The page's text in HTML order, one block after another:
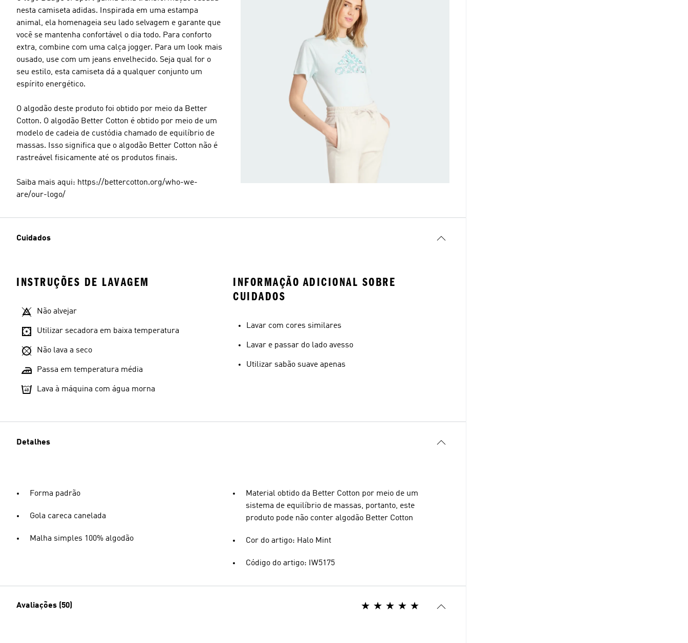
nesta camiseta adidas. Inspirada em uma estampa
animal, ela homenageia seu lado selvagem e garante que
você se mantenha confortável o dia todo. Para conforto
extra, combine com uma calça jogger. Para um look mais
ousado, use com um jeans envelhecido. Seja qual for o
seu estilo, esta camiseta dá a qualquer conjunto um
espírito energético.
O algodão deste produto foi obtido por meio da Better
Cotton. O algodão Better Cotton é obtido por meio de um
modelo de cadeia de custódia chamado de equilíbrio de
massas. Isso significa que o algodão Better Cotton não é
rastreável fisicamente até os produtos finais.
Saiba mais aqui: https://bettercotton.org/who-we-
are/our-logo/
Cuidados
INSTRUÇÕES DE LAVAGEM
Não alvejar
Utilizar secadora em baixa temperatura
Não lava a seco
Passa em temperatura média
Lava à máquina com água morna
INFORMAÇÃO ADICIONAL SOBRE
CUIDADOS
Lavar com cores similares
Lavar e passar do lado avesso
Utilizar sabão suave apenas
Detalhes
Forma padrão
Gola careca canelada
Malha simples 100% algodão
Material obtido da Better Cotton por meio de um
sistema de equilíbrio de massas, portanto, este
produto pode não conter algodão Better Cotton
Cor do artigo: Halo Mint
Código do artigo: IW5175
Avaliações (50)